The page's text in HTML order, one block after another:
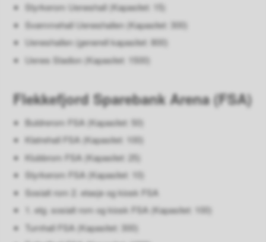
Styrkerom Ueneshall (Kapasitet: 15)
Svømmehall Ueneshallen (Kapasitet: 300)
Ueneshallen (generell kapasitet: 800)
Uenes Stadion (Kapasitet: 1500)
Flekkefjord Sparebank Arena (FSA)
Buldrerom FSA (Kapasitet: 50)
Klatrehall FSA (Kapasitet: 100)
Klubbrom FSA (Kapasitet: 25)
Styrkerom FSA (Kapasitet: 10)
Sosialt rom 2. etasje og kiosk FSA
1. etg. sosialt rom og kiosk FSA (Kapasitet: 100)
Turnhall FSA (Kapasitet: 300)